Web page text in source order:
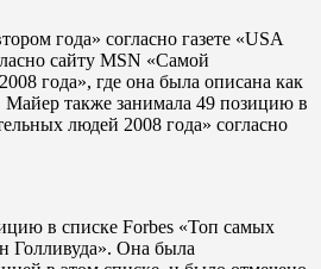
года» согласно газете «USA
сайту MSN «Самой
года», где она была описана как
Майер также занимала 49 позицию в
людей 2008 года» согласно
в списке Forbes «Топ самых
Голливуда». Она была